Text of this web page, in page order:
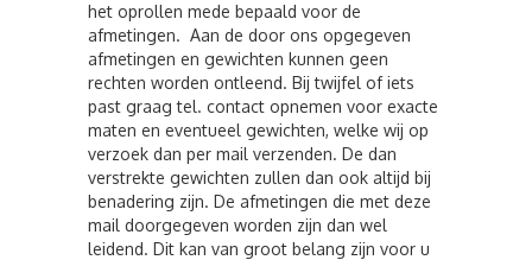
het oprollen mede bepaald voor de
afmetingen. Aan de door ons opgegeven
afmetingen en gewichten kunnen geen
rechten worden ontleend. Bij twijfel of iets
past graag tel. contact opnemen voor exacte
maten en eventueel gewichten, welke wij op
verzoek dan per mail verzenden. De dan
verstrekte gewichten zullen dan ook altijd bij
benadering zijn. De afmetingen die met deze
mail doorgegeven worden zijn dan wel
leidend. Dit kan van groot belang zijn voor u